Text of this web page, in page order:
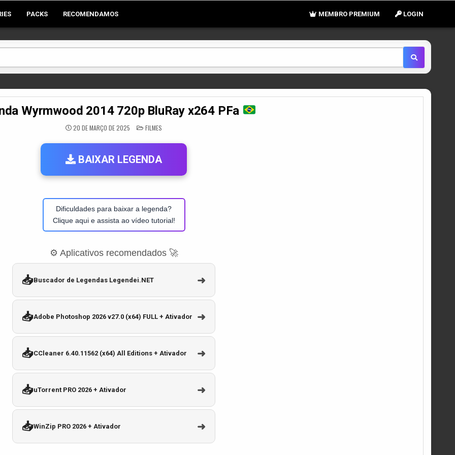
PACKS RECOMENDAMOS LOGIN
MEMBRO PREMIUM
Wyrmwood 2014 720p BluRay x264 PFa
20 DE MARÇO DE 2025 POSTED
IN
FILMES
BAIXAR LEGENDA
Dificuldades para baixar a legenda?
Clique aqui e assista ao vídeo tutorial!
⚙️ Aplicativos recomendados 🚀
📥Buscador de Legendas Legendei.NET ➜
📥Adobe Photoshop 2026 v27.0 (x64) FULL + Ativador ➜
📥CCleaner 6.40.11562 (x64) All Editions + Ativador ➜
📥uTorrent PRO 2026 + Ativador ➜
📥WinZip PRO 2026 + Ativador ➜